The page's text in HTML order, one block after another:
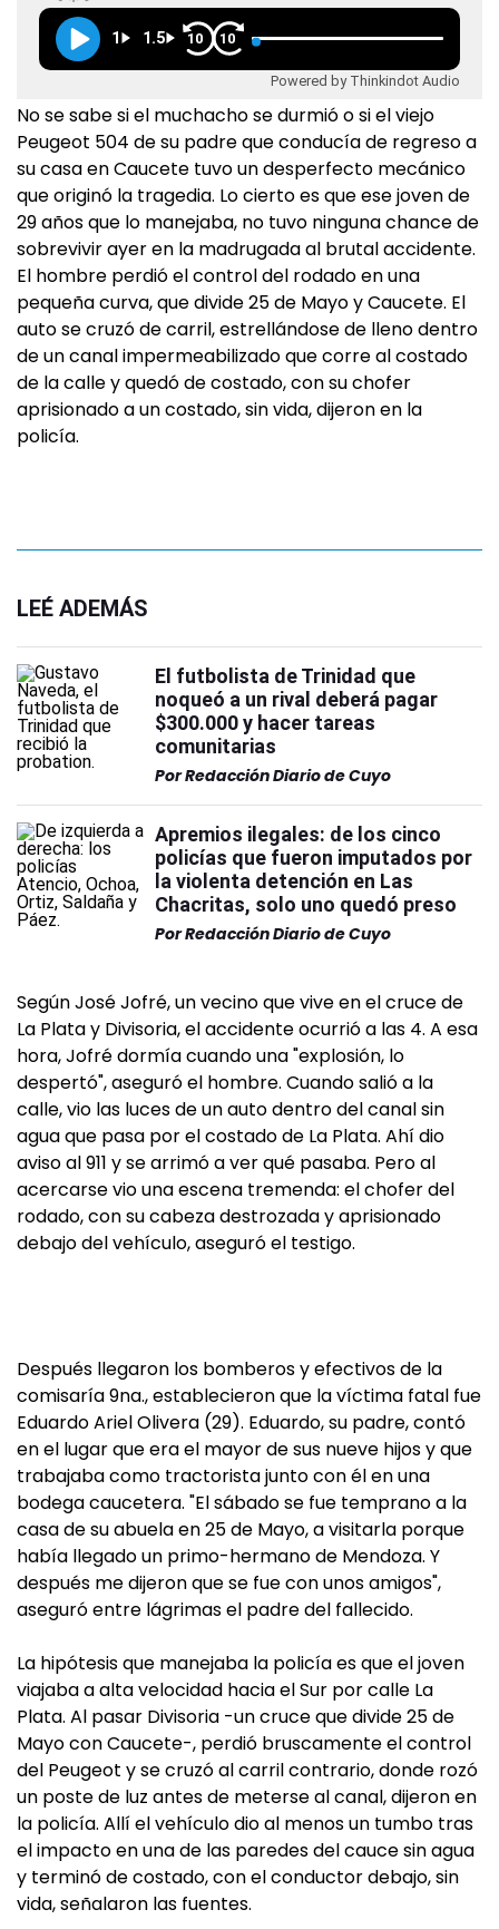
1 1.5 10 10
Powered by Thinkindot Audio
No se sabe si el muchacho se durmió o si el viejo
Peugeot 504 de su padre que conducía de regreso a
su casa en Caucete tuvo un desperfecto mecánico
que originó la tragedia. Lo cierto es que ese joven de
29 años que lo manejaba, no tuvo ninguna chance de
sobrevivir ayer en la madrugada al brutal accidente.
El hombre perdió el control del rodado en una
pequeña curva, que divide 25 de Mayo y Caucete. El
auto se cruzó de carril, estrellándose de lleno dentro
de un canal impermeabilizado que corre al costado
de la calle y quedó de costado, con su chofer
aprisionado a un costado, sin vida, dijeron en la
policía.
LEÉ ADEMÁS
El futbolista de Trinidad que
noqueó a un rival deberá pagar
$300.000 y hacer tareas
comunitarias
PorRedacción Diario de Cuyo
Apremios ilegales: de los cinco
policías que fueron imputados por
la violenta detención en Las
Chacritas, solo uno quedó preso
PorRedacción Diario de Cuyo
Según José Jofré, un vecino que vive en el cruce de
La Plata y Divisoria, el accidente ocurrió a las 4. A esa
hora, Jofré dormía cuando una "explosión, lo
despertó", aseguró el hombre. Cuando salió a la
calle, vio las luces de un auto dentro del canal sin
agua que pasa por el costado de La Plata. Ahí dio
aviso al 911 y se arrimó a ver qué pasaba. Pero al
acercarse vio una escena tremenda: el chofer del
rodado, con su cabeza destrozada y aprisionado
debajo del vehículo, aseguró el testigo.
Después llegaron los bomberos y efectivos de la
comisaría 9na., establecieron que la víctima fatal fue
Eduardo Ariel Olivera (29). Eduardo, su padre, contó
en el lugar que era el mayor de sus nueve hijos y que
trabajaba como tractorista junto con él en una
bodega caucetera. "El sábado se fue temprano a la
casa de su abuela en 25 de Mayo, a visitarla porque
había llegado un primo-hermano de Mendoza. Y
después me dijeron que se fue con unos amigos",
aseguró entre lágrimas el padre del fallecido.
La hipótesis que manejaba la policía es que el joven
viajaba a alta velocidad hacia el Sur por calle La
Plata. Al pasar Divisoria -un cruce que divide 25 de
Mayo con Caucete-, perdió bruscamente el control
del Peugeot y se cruzó al carril contrario, donde rozó
un poste de luz antes de meterse al canal, dijeron en
la policía. Allí el vehículo dio al menos un tumbo tras
el impacto en una de las paredes del cauce sin agua
y terminó de costado, con el conductor debajo, sin
vida, señalaron las fuentes.